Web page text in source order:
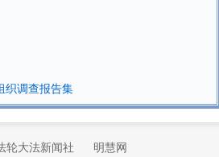
织调查报告集
轮大法新闻社
明慧网